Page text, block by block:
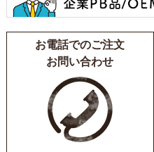
お電話でのご注文
お問い合わせ